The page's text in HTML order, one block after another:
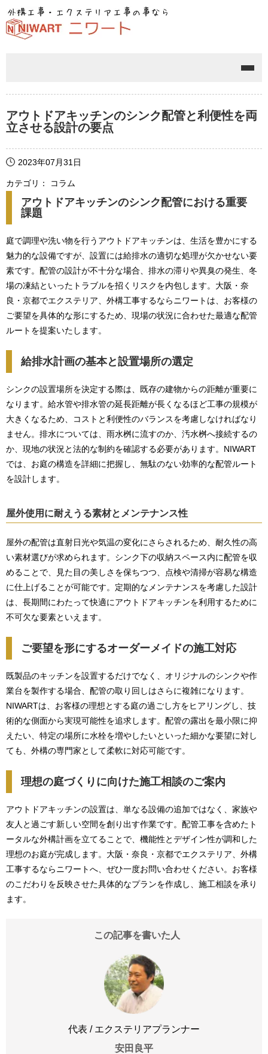
メニ
アウトドアキッチンのシンク配管と利便性を両
立させる設計の要点
2023年07月31日
カテゴリ： コラム
アウトドアキッチンのシンク配管における重要
課題
庭で調理や洗い物を行うアウトドアキッチンは、生活を豊かにする
魅力的な設備ですが、設置には給排水の適切な処理が欠かせない要
素です。配管の設計が不十分な場合、排水の滞りや異臭の発生、冬
場の凍結といったトラブルを招くリスクを内包します。大阪・奈
良・京都でエクステリア、外構工事するならニワートは、お客様の
ご要望を具体的な形にするため、現場の状況に合わせた最適な配管
ルートを提案いたします。
給排水計画の基本と設置場所の選定
シンクの設置場所を決定する際は、既存の建物からの距離が重要に
なります。給水管や排水管の延長距離が長くなるほど工事の規模が
大きくなるため、コストと利便性のバランスを考慮しなければなり
ません。排水については、雨水桝に流すのか、汚水桝へ接続するの
か、現地の状況と法的な制約を確認する必要があります。NIWART
では、お庭の構造を詳細に把握し、無駄のない効率的な配管ルート
を設計します。
屋外使用に耐えうる素材とメンテナンス性
屋外の配管は直射日光や気温の変化にさらされるため、耐久性の高
い素材選びが求められます。シンク下の収納スペース内に配管を収
めることで、見た目の美しさを保ちつつ、点検や清掃が容易な構造
に仕上げることが可能です。定期的なメンテナンスを考慮した設計
は、長期間にわたって快適にアウトドアキッチンを利用するために
不可欠な要素といえます。
ご要望を形にするオーダーメイドの施工対応
既製品のキッチンを設置するだけでなく、オリジナルのシンクや作
業台を製作する場合、配管の取り回しはさらに複雑になります。
NIWARTは、お客様の理想とする庭の過ごし方をヒアリングし、技
術的な側面から実現可能性を追求します。配管の露出を最小限に抑
えたい、特定の場所に水栓を増やしたいといった細かな要望に対し
ても、外構の専門家として柔軟に対応可能です。
理想の庭づくりに向けた施工相談のご案内
アウトドアキッチンの設置は、単なる設備の追加ではなく、家族や
友人と過ごす新しい空間を創り出す作業です。配管工事を含めたト
ータルな外構計画を立てることで、機能性とデザイン性が調和した
理想のお庭が完成します。大阪・奈良・京都でエクステリア、外構
工事するならニワートへ、ぜひ一度お問い合わせください。お客様
のこだわりを反映させた具体的なプランを作成し、施工相談を承り
ます。
この記事を書いた人
代表 / エクステリアプランナー
安田良平